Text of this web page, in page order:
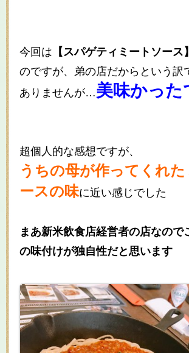
今回は 【スパゲティミートソース】
のですが、弟の店だからという訳
ありませんが…美味かった
超個人的な感想ですが、
うちの母が作ってくれた
ースの味に近い感じでした
まあ新米飲食店経営者の店なので
の味付けが独自性だと思います